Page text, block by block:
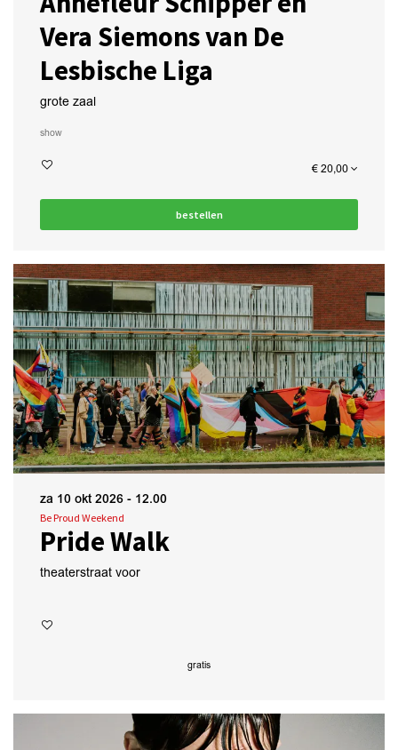
Vera Siemons van De
Lesbische Liga
grote zaal
show
€ 20,00
bestellen
Pride Walk
Be Proud Weekend
za 10 okt 2026 - 12.00
theaterstraat voor
gratis